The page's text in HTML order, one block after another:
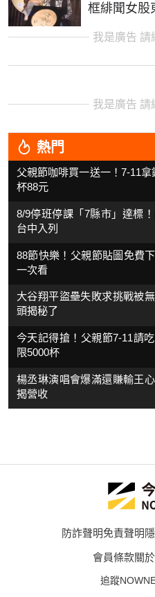
框緋聞女股
我是廣告 請
我是廣告 請
熱門
父親節咖啡買一送一！7-11
杯88元
8/9停班停課「7縣市」達標
台中入列
88節快樂！父親節貼圖免費
一次看
大谷翔平盜壘失敗求挑戰被
頭揭秘了
今天記得搶！父親節7-11請
限5000杯
楊丞琳演唱會爆滿還賺輸王
揭營收
防詐聲明免責聲明
會員條款關
追蹤